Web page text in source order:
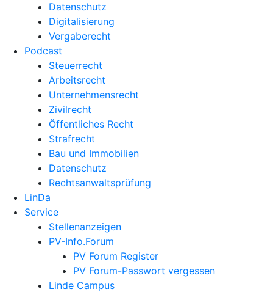
Datenschutz
Digitalisierung
Vergaberecht
Podcast
Steuerrecht
Arbeitsrecht
Unternehmens­recht
Zivilrecht
Öffentliches Recht
Strafrecht
Bau und Immobilien
Datenschutz
Rechtsanwalts­prüfung
LinDa
Service
Stellenanzeigen
PV-Info.Forum
PV Forum Register
PV Forum-Passwort vergessen
Linde Campus